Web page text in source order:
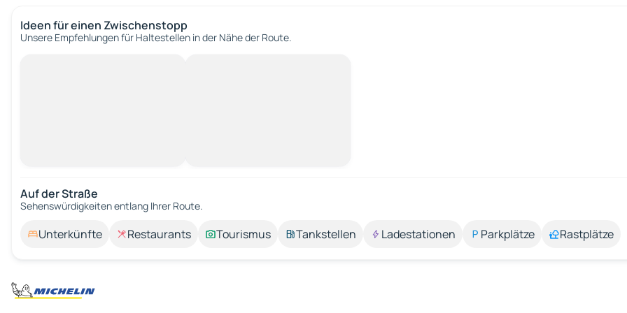
Ideen für einen Zwischenstopp
Unsere Empfehlungen für Haltestellen in der Nähe der Route.
Auf der Straße
Sehenswürdigkeiten entlang Ihrer Route.
Unterkünfte Restaurants Tourismus Tankstellen Ladestationen Parkplätze Rastplätze